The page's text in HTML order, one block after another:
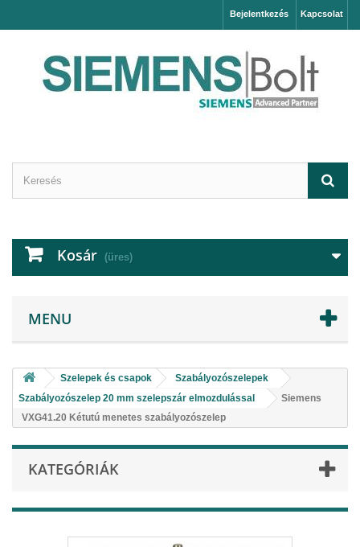
Kapcsolat
Bejelentkezés
Kosár (üres)
MENU
Szelepek és csapok
Szabályozószelepek
Szabályozószelep 20 mm szelepszár elmozdulással
Siemens
VXG41.20 Kétutú menetes szabályozószelep
KATEGÓRIÁK